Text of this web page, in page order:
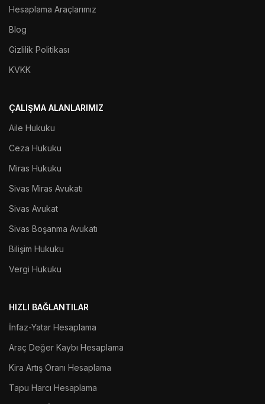
Hesaplama Araçlarımız
Blog
Gizlilik Politikası
KVKK
ÇALIŞMA ALANLARIMIZ
Aile Hukuku
Ceza Hukuku
Miras Hukuku
Sivas Miras Avukatı
Sivas Avukat
Sivas Boşanma Avukatı
Bilişim Hukuku
Vergi Hukuku
HIZLI BAĞLANTILAR
İnfaz-Yatar Hesaplama
Araç Değer Kaybı Hesaplama
Kira Artış Oranı Hesaplama
Tapu Harcı Hesaplama